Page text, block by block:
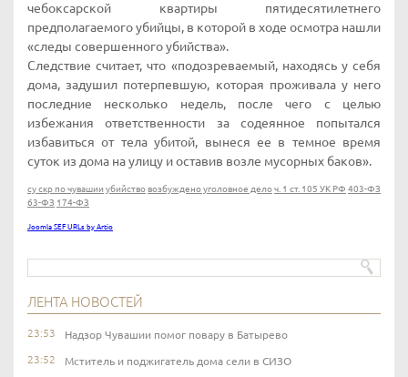
чебоксарской квартиры пятидесятилетнего
предполагаемого убийцы, в которой в ходе осмотра нашли
«следы совершенного убийства».
Следствие считает, что «подозреваемый, находясь у себя
дома, задушил потерпевшую, которая проживала у него
последние несколько недель, после чего с целью
избежания ответственности за содеянное попытался
избавиться от тела убитой, вынеся ее в темное время
суток из дома на улицу и оставив возле мусорных баков».
су скр по чувашии убийствовозбуждено уголовное делоч. 1 ст. 105 УК РФ 403-ФЗ
63-ФЗ 174-ФЗ
Joomla SEF URLs by Artio
ЛЕНТА НОВОСТЕЙ
23:53 Надзор Чувашии помог повару в Батырево
23:52 Мститель и поджигатель дома сели в СИЗО